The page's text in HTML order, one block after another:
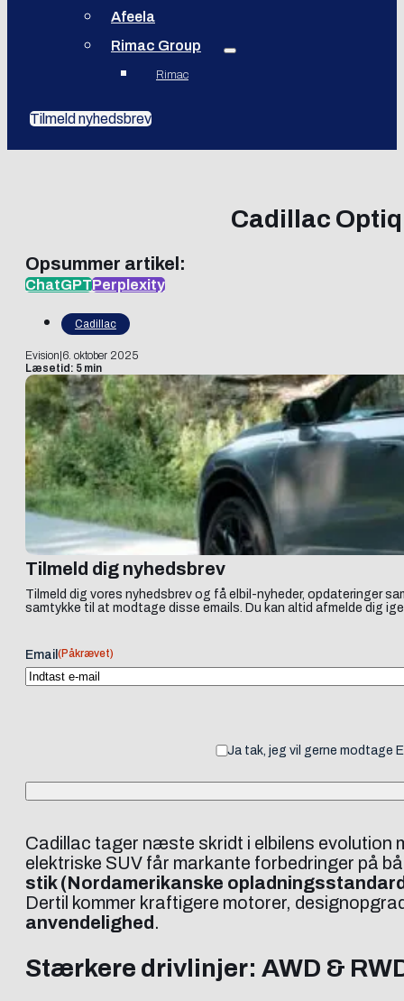
Afeela
Rimac Group
Rimac
Tilmeld nyhedsbrev
Cadillac
Opsummer artikel:
ChatGPTPerplexity
Cadillac
Evision 6. oktober 2025
Læsetid: 5 min
Tilmeld dig nyhedsbrev
Tilmeld dig vores nyhedsbrev og få elbil-nyheder, opdateringer
samtykke til at modtage disse emails. Du kan altid afmelde dig
Email (Påkrævet)
Ja tak, jeg vil gerne modtage
Cadillac tager næste skridt i elbilens evolution
elektriske SUV får markante forbedringer på
stik (Nordamerikanske
Dertil kommer kraftigere motorer,
anvendelighed .
Stærkere drivlinjer: AWD &